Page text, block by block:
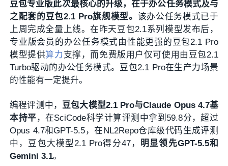
豆包专业版此次最核心的升级，在于办公任务模式及与
之配套的豆包2.1 Pro旗舰模型。 该办公任务模式已于
上周完成全量上线。在昨天豆包2.1系列模型发布后，
专业版会员的办公任务模式由性能更强的豆包2.1 Pro
模型提供算力支撑，而免费版用户仅可使用由豆包2.1
Turbo驱动的办公任务模式。豆包2.1 Pro在生产力场景
的性能有一定提升。
编程评测中， 豆包大模型2.1 Pro与Claude Opus 4.7基
本持平 ，在SciCode科学计算评测中拿到59.8分，超过
Opus 4.7和GPT-5.5，在NL2Repo仓库级代码生成评测
中，豆包大模型2.1 Pro得分47， 明显领先GPT-5.5和
Gemini 3.1。